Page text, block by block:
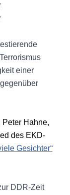
einer
Peter Hahne,
des EKD-
Gesichter“
DDR-Zeit